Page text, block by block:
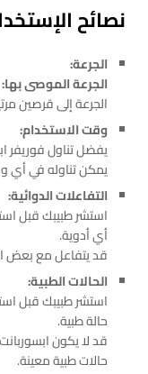
نصائح
الجرعة:
الجرعة الموصى بها:
الجرعة إلى قرصين
وقت الاستخدام:
يفضل تناول فوريفر
يمكن تناوله في أي
التفاعلات الدوائية:
استشر طبيبك قبل
أي أدوية.
قد يتفاعل مع بعض
الحالات الطبية:
استشر طبيبك قبل
حالة طبية.
قد لا يكون
حالات طبية معينة.